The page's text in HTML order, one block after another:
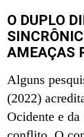
O DUPLO
AMEAÇAS
Alguns
(2022)
Ocidente e